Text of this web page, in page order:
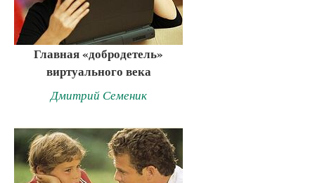
Главная «добродетель»
виртуального века
Дмитрий Семеник